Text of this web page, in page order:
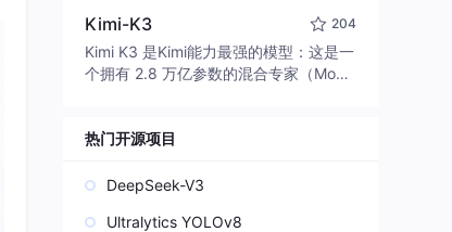
并能生成分辨率高达 2K、时长可达 15
秒的带原生立体声音频的视频。得益于
面向任务泛化的系统设计，H3 在预训练
模态指令。
Kimi-K3 204
Kimi K3 是Kimi能力最强的模型：这是一
个拥有 2.8 万亿参数的混合专家（Mo
热门开源项目
DeepSeek-V3
Ultralytics YOLOv8